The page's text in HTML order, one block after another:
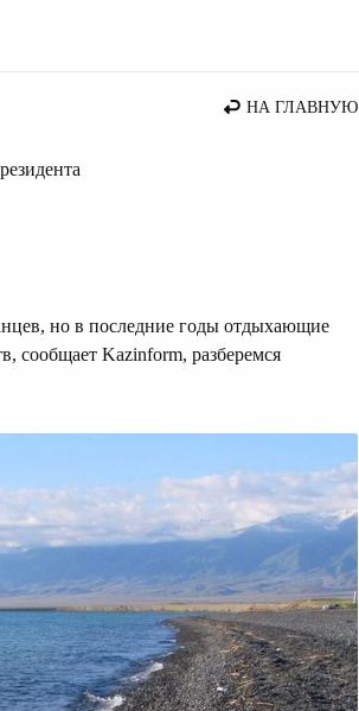
НА ГЛАВНУЮ
но в последние годы отдыхающие
сообщает Kazinform, разберемся